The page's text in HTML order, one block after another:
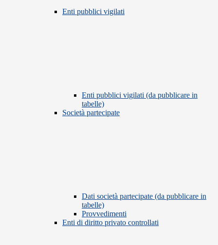
Enti pubblici vigilati
Enti pubblici vigilati (da pubblicare in
tabelle)
Società partecipate
Dati società partecipate (da pubblicare in
tabelle)
Provvedimenti
Enti di diritto privato controllati